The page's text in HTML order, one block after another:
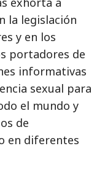
la legislación
y en los
portadores de
informativas
sexual para
el mundo y
de
en diferentes